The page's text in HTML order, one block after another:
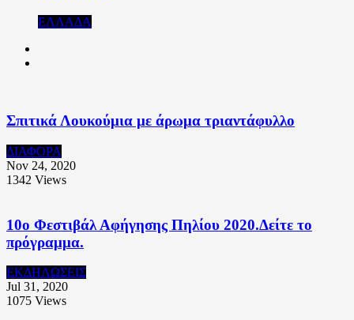
ΕΛΛΑΔΑ
Σπιτικά Λουκούμια με άρωμα τριαντάφυλλο
ΔΙΑΦΟΡΑ
Nov 24, 2020
1342 Views
10ο Φεστιβάλ Αφήγησης Πηλίου 2020.Δείτε το
πρόγραμμα.
ΕΚΔΗΛΩΣΕΙΣ
Jul 31, 2020
1075 Views